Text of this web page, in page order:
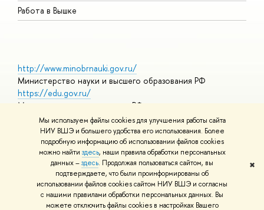
Мы используем файлы cookies для улучшения работы сайта
НИУ ВШЭ и большего удобства его использования. Более
подробную информацию об использовании файлов cookies
можно найти здесь, наши правила обработки персональных
данных –здесь. Продолжая пользоваться сайтом, вы
подтверждаете, что были проинформированы об
использовании файлов cookies сайтом НИУ ВШЭ и согласны
с нашими правилами обработки персональных данных. Вы
можете отключить файлы cookies в настройках Вашего
✖
Работа в Вышке
http://www.minobrnauki.gov.ru/
Министерство науки и высшего образования РФ
https://edu.gov.ru/
Министерство просвещения РФ
https://elearning.hse.ru/mooc
Массовые открытые онлайн-курсы
© НИУ ВШЭ 1993–2026 Адреса и контактыУсловия
использования материалов Политика конфиденциальности
Шрифты HSE Sans и HSE Slab разработаны вШколе дизайна НИУ